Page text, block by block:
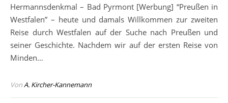
Hermannsdenkmal – Bad Pyrmont [Werbung] “Preußen in
Westfalen” – heute und damals Willkommen zur zweiten
Reise durch Westfalen auf der Suche nach Preußen und
seiner Geschichte. Nachdem wir auf der ersten Reise von
Minden…
VonA. Kircher-Kannemann